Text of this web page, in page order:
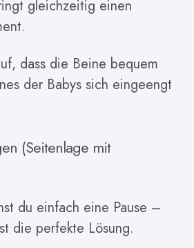
gleichzeitig einen
dass die Beine bequem
der Babys sich eingeengt
(Seitenlage mit
du einfach eine Pause –
die perfekte Lösung.